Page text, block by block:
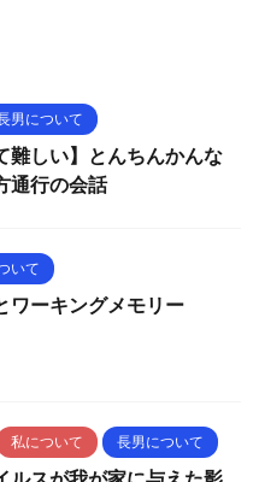
男について
難しい】とんちんかんな
通行の会話
いて
ワーキングメモリー
私について 長男について